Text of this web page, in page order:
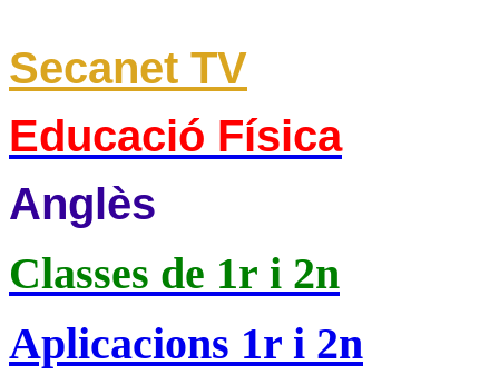
Secanet TV
Educació Física
Anglès
Classes de 1r i 2n
Aplicacions 1r i 2n